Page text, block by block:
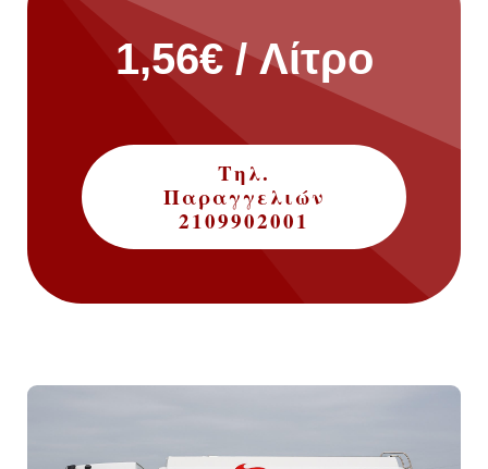
1,56€ / Λίτρο
Τηλ.
Παραγγελιών
2109902001